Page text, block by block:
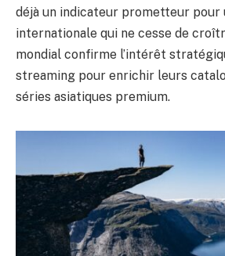
déjà un indicateur prometteur pour
internationale qui ne cesse de
mondial confirme l’intérêt
streaming pour enrichir leurs
séries asiatiques premium.